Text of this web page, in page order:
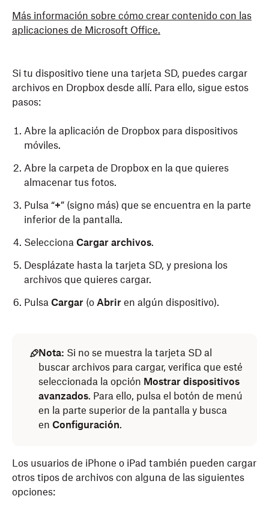
Más información sobre cómo crear contenido con las
aplicaciones de Microsoft Office.
Si tu dispositivo tiene una tarjeta SD, puedes cargar
archivos en Dropbox desde allí. Para ello, sigue estos
pasos:
Abre la aplicación de Dropbox para dispositivos
móviles.
Abre la carpeta de Dropbox en la que quieres
almacenar tus fotos.
Pulsa “+” (signo más) que se encuentra en la parte
inferior de la pantalla.
Selecciona Cargar archivos.
Desplázate hasta la tarjeta SD, y presiona los
archivos que quieres cargar.
Pulsa Cargar (o Abrir en algún dispositivo).
Nota: Si no se muestra la tarjeta SD al
buscar archivos para cargar, verifica que esté
seleccionada la opción Mostrar dispositivos
avanzados. Para ello, pulsa el botón de menú
en la parte superior de la pantalla y busca
en Configuración.
Los usuarios de iPhone o iPad también pueden cargar
otros tipos de archivos con alguna de las siguientes
opciones: